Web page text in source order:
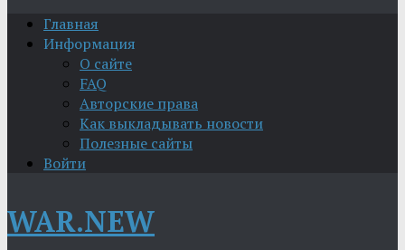
Главная
Информация
О сайте
FAQ
Авторские права
Как выкладывать новости
Полезные сайты
Войти
WAR.NEW